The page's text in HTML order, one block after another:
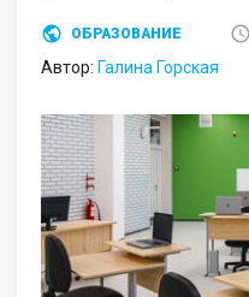
ОБРАЗОВАНИЕ
Автор: Галина Горская